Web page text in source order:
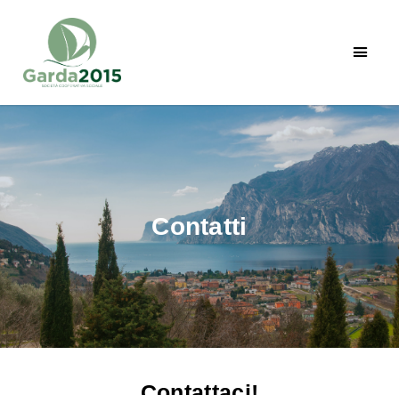
Contatti